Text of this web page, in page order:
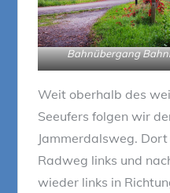
Bahnübergang
Weit oberhalb des
Seeufers folgen wir
Jammerdalsweg.
Radweg links und
wieder links in